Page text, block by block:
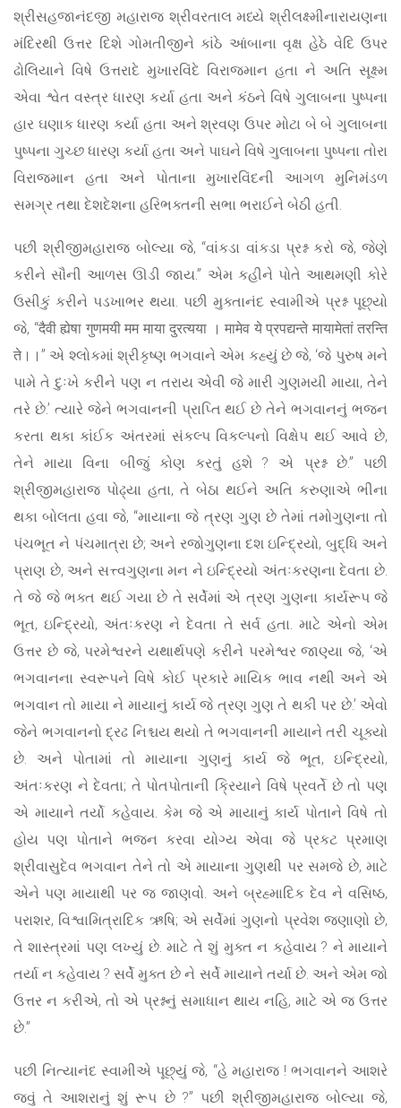
શ્રીસહજાનંદજી મહારાજ શ્રીવરતાલ મધ્યે શ્રીલક્ષ્મીનારાયણના
મંદિરથી ઉત્તર દિશે ગોમતીજીને કાંઠે આંબાના વૃક્ષ હેઠે વેદિ ઉપર
ઢોલિયાને વિષે ઉત્તરાદે મુખારવિંદે વિરાજમાન હતા ને અતિ સૂક્ષ્મ
એવા શ્વેત વસ્ત્ર ધારણ કર્યા હતા અને કંઠને વિષે ગુલાબના પુષ્પના
હાર ઘણાક ધારણ કર્યા હતા અને શ્રવણ ઉપર મોટા બે બે ગુલાબના
પુષ્પના ગુચ્છ ધારણ કર્યા હતા અને પાઘને વિષે ગુલાબના પુષ્પના તોરા
વિરાજમાન હતા અને પોતાના મુખારવિંદની આગળ મુનિમંડળ
સમગ્ર તથા દેશદેશના હરિભક્તની સભા ભરાઈને બેઠી હતી.
પછી શ્રીજીમહારાજ બોલ્યા જે, “વાંકડા વાંકડા પ્રશ્ન કરો જે, જેણે
કરીને સૌની આળસ ઊડી જાય.” એમ કહીને પોતે આથમણી કોરે
ઉસીકું કરીને પડખાભર થયા. પછી મુક્તાનંદ સ્વામીએ પ્રશ્ન પૂછ્યો
જે, “दैवी ह्येषा गुणमयी मम माया दुरत्यया । मामेव ये प्रपद्यन्ते मायामेतां तरन्ति
ते।।” એ શ્લોકમાં શ્રીકૃષ્ણ ભગવાને એમ કહ્યું છે જે, ‘જે પુરુષ મને
પામે તે દુઃખે કરીને પણ ન તરાય એવી જે મારી ગુણમયી માયા, તેને
તરે છે.’ ત્યારે જેને ભગવાનની પ્રાપ્તિ થઈ છે તેને ભગવાનનું ભજન
કરતા થકા કાંઈક અંતરમાં સંકલ્પ વિકલ્પનો વિક્ષેપ થઈ આવે છે,
તેને માયા વિના બીજું કોણ કરતું હશે ? એ પ્રશ્ન છે.” પછી
શ્રીજીમહારાજ પોઢ્યા હતા, તે બેઠા થઈને અતિ કરુણાએ ભીના
થકા બોલતા હવા જે, “માયાના જે ત્રણ ગુણ છે તેમાં તમોગુણના તો
પંચભૂત ને પંચમાત્રા છે; અને રજોગુણના દશ ઇન્દ્રિયો, બુદ્ધિ અને
પ્રાણ છે, અને સત્ત્વગુણના મન ને ઇન્દ્રિયો અંતઃકરણના દેવતા છે.
તે જે જે ભક્ત થઈ ગયા છે તે સર્વેમાં એ ત્રણ ગુણના કાર્યરૂપ જે
ભૂત, ઇન્દ્રિયો, અંતઃકરણ ને દેવતા તે સર્વ હતા. માટે એનો એમ
ઉત્તર છે જે, પરમેશ્વરને યથાર્થપણે કરીને પરમેશ્વર જાણ્યા જે, ‘એ
ભગવાનના સ્વરૂપને વિષે કોઈ પ્રકારે માયિક ભાવ નથી અને એ
ભગવાન તો માયા ને માયાનું કાર્ય જે ત્રણ ગુણ તે થકી પર છે.’ એવો
જેને ભગવાનનો દ્રઢ નિશ્ચય થયો તે ભગવાનની માયાને તરી ચૂક્યો
છે. અને પોતામાં તો માયાના ગુણનું કાર્ય જે ભૂત, ઇન્દ્રિયો,
અંતઃકરણ ને દેવતા; તે પોતપોતાની ક્રિયાને વિષે પ્રવર્તે છે તો પણ
એ માયાને તર્યો કહેવાય. કેમ જે એ માયાનું કાર્ય પોતાને વિષે તો
હોય પણ પોતાને ભજન કરવા યોગ્ય એવા જે પ્રકટ પ્રમાણ
શ્રીવાસુદેવ ભગવાન તેને તો એ માયાના ગુણથી પર સમજે છે, માટે
એને પણ માયાથી પર જ જાણવો. અને બ્રહ્માદિક દેવ ને વસિષ્ઠ,
પરાશર, વિશ્વામિત્રાદિક ઋષિ; એ સર્વેમાં ગુણનો પ્રવેશ જણાણો છે,
તે શાસ્ત્રમાં પણ લખ્યું છે. માટે તે શું મુક્ત ન કહેવાય ? ને માયાને
તર્યા ન કહેવાય ? સર્વે મુક્ત છે ને સર્વે માયાને તર્યા છે. અને એમ જો
ઉત્તર ન કરીએ, તો એ પ્રશ્નનું સમાધાન થાય નહિ, માટે એ જ ઉત્તર
છે.”
પછી નિત્યાનંદ સ્વામીએ પૂછ્યું જે, “હે મહારાજ ! ભગવાનને આશરે
જવું તે આશરાનું શું રૂપ છે ?” પછી શ્રીજીમહારાજ બોલ્યા જે,